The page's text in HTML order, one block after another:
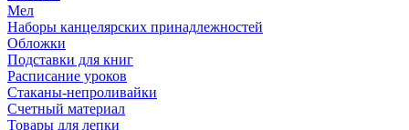
Мел
Наборы канцелярских принадлежностей
Обложки
Подставки для книг
Расписание уроков
Стаканы-непроливайки
Счетный материал
Товары для лепки